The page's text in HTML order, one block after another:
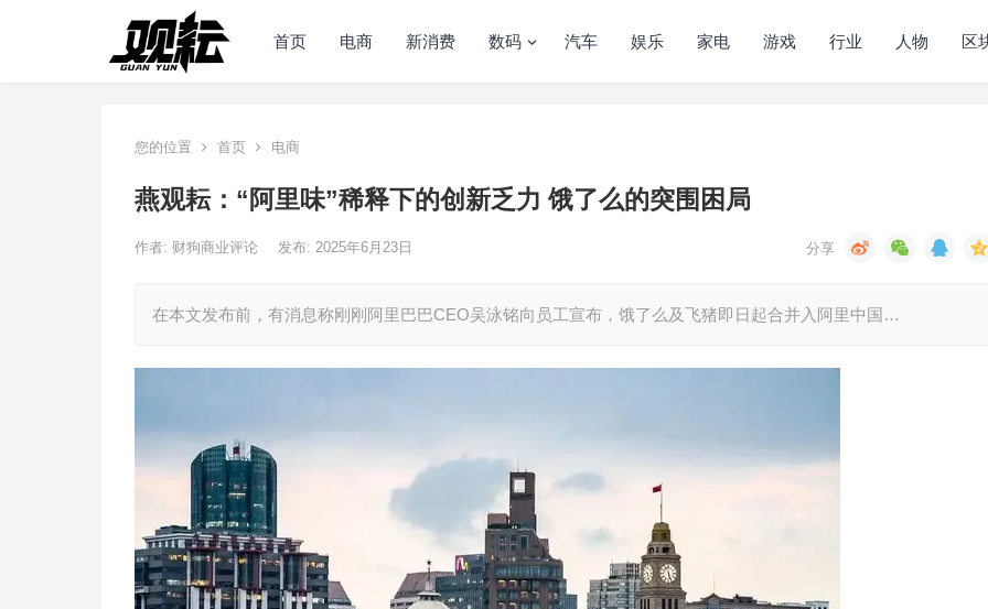
首页 电商 新消费 数码 汽车 娱乐 家电 游戏 行业 人物 区
您的位置 首页 电商
燕观耘：“阿里味”稀释下的创新乏力 饿了么的突围困局
作者: 财狗商业评论 发布: 2025年6月23日
在本文发布前，有消息称刚刚阿里巴巴CEO吴泳铭向员工宣布，饿了么及飞猪即日起合并入阿里中国…